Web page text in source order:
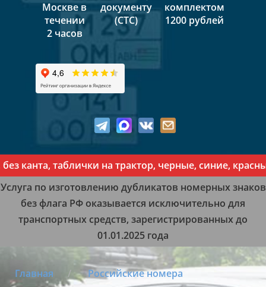
Москве в
течении
2 часов
документу
(СТС)
комплектом
1200 рублей
таблички на трактор, черные, синие,
Услуга по изготовлению дубликатов номерных знаков
без флага РФ оказывается исключительно для
транспортных средств, зарегистрированных до
01.01.2025 года
Главная
Российские номера